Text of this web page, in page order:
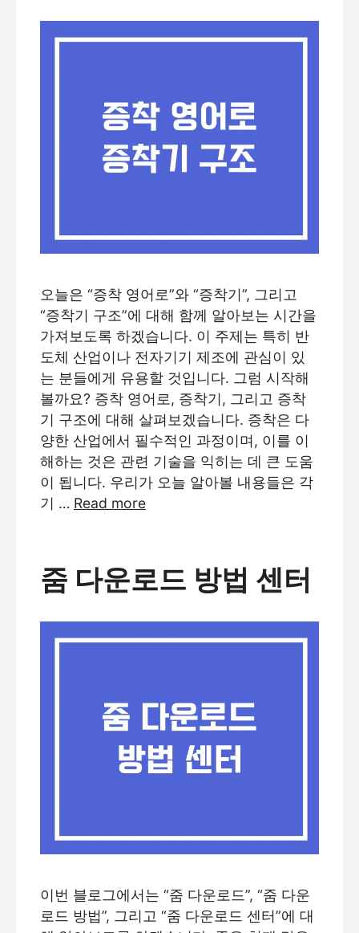
오늘은 “증착 영어로”와 “증착기”, 그리고
“증착기 구조”에 대해 함께 알아보는 시간을
가져보도록 하겠습니다. 이 주제는 특히 반
도체 산업이나 전자기기 제조에 관심이 있
는 분들에게 유용할 것입니다. 그럼 시작해
볼까요? 증착 영어로, 증착기, 그리고 증착
기 구조에 대해 살펴보겠습니다. 증착은 다
양한 산업에서 필수적인 과정이며, 이를 이
해하는 것은 관련 기술을 익히는 데 큰 도움
이 됩니다. 우리가 오늘 알아볼 내용들은 각
기 … Read more
줌 다운로드 방법 센터
이번 블로그에서는 “줌 다운로드”, “줌 다운
로드 방법”, 그리고 “줌 다운로드 센터”에 대